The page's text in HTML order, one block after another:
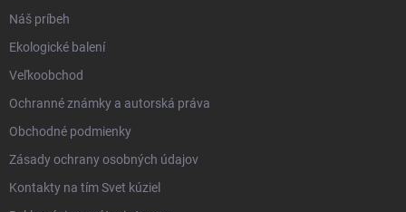
Moja objednávka
Reklamácia a vrátenie tovaru
Vernostný program
Veľkoobchod
Ekologické balenie objednávok
Obchodné podmienky
Zásady ochrany osobných údajov
Náš príbeh
Ekologické balení
Veľkoobchod
Ochranné známky a autorská práva
Obchodné podmienky
Zásady ochrany osobných údajov
Kontakty na tím Svet kúziel